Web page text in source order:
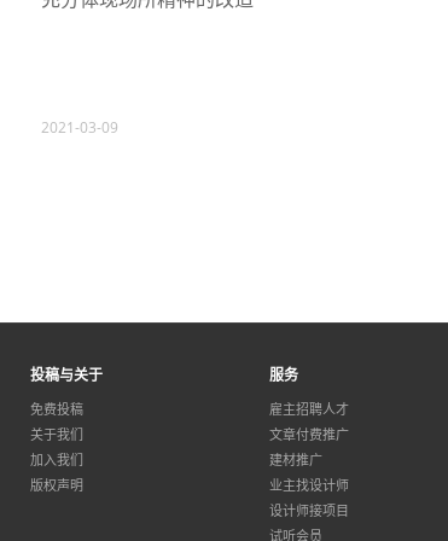
2021-03-09
投稿与关于
免费投稿
关于我们
加入我们
版权声明
服务
雇主招聘人才
文章付费推广
建材推广
业主找设计师
设计师接项目
试听会员